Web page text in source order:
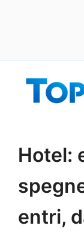
Hotel:
entri,